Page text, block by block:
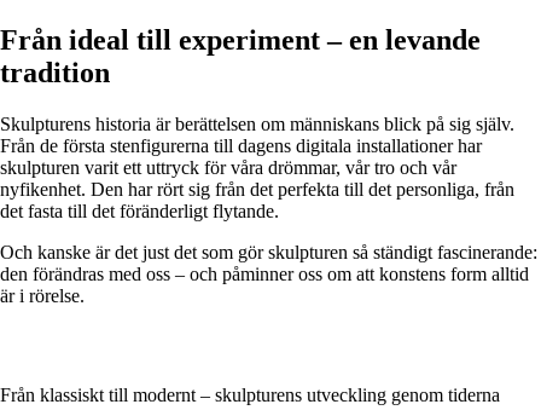
Från ideal till experiment – en levande
tradition
Skulpturens historia är berättelsen om människans blick på sig själv.
Från de första stenfigurerna till dagens digitala installationer har
skulpturen varit ett uttryck för våra drömmar, vår tro och vår
nyfikenhet. Den har rört sig från det perfekta till det personliga, från
det fasta till det föränderligt flytande.
Och kanske är det just det som gör skulpturen så ständigt fascinerande:
den förändras med oss – och påminner oss om att konstens form alltid
är i rörelse.
Från klassiskt till modernt – skulpturens utveckling genom tiderna